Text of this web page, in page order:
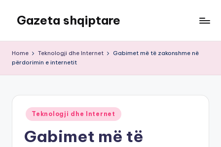
content
Gazeta shqiptare
Home Teknologji dhe Internet
Gabimet më të zakonshme në
përdorimin e internetit
Posted
in
Teknologji dhe Internet
Gabimet më të